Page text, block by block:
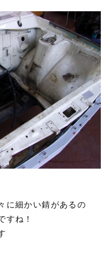
に細かい錆があるの
すね！